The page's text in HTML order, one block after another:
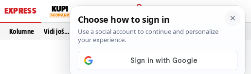
EXPRESS
PRIJAVA
Kolumne Vidi još…